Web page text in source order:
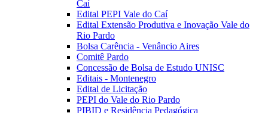
Caí
Edital PEPI Vale do Caí
Edital Extensão Produtiva e Inovação Vale do
Rio Pardo
Bolsa Carência - Venâncio Aires
Comitê Pardo
Concessão de Bolsa de Estudo UNISC
Editais - Montenegro
Edital de Licitação
PEPI do Vale do Rio Pardo
PIBID e Residência Pedagógica